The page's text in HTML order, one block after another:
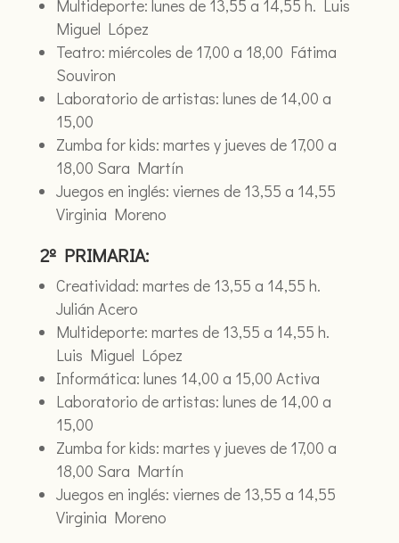
Multideporte: lunes de 13,55 a 14,55 h. Luis
Miguel López
Teatro: miércoles de 17,00 a 18,00 Fátima
Souviron
Laboratorio de artistas: lunes de 14,00 a
15,00
Zumba for kids: martes y jueves de 17,00 a
18,00 Sara Martín
Juegos en inglés: viernes de 13,55 a 14,55
Virginia Moreno
2º PRIMARIA:
Creatividad: martes de 13,55 a 14,55 h.
Julián Acero
Multideporte: martes de 13,55 a 14,55 h.
Luis Miguel López
Informática: lunes 14,00 a 15,00 Activa
Laboratorio de artistas: lunes de 14,00 a
15,00
Zumba for kids: martes y jueves de 17,00 a
18,00 Sara Martín
Juegos en inglés: viernes de 13,55 a 14,55
Virginia Moreno